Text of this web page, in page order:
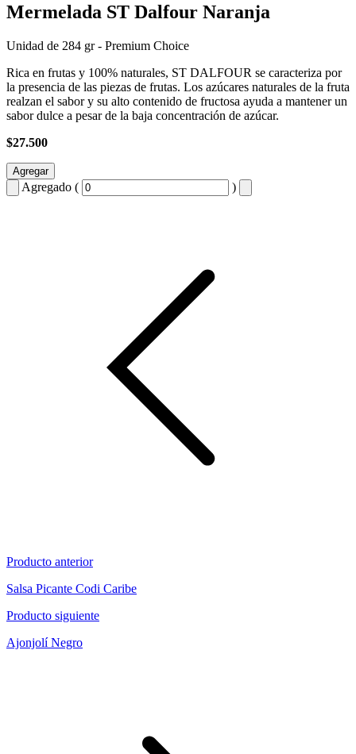
Mermelada ST Dalfour Naranja
Unidad de 284 gr - Premium Choice
Rica en frutas y 100% naturales, ST DALFOUR se caracteriza por
la presencia de las piezas de frutas. Los azúcares naturales de la fruta
realzan el sabor y su alto contenido de fructosa ayuda a mantener un
sabor dulce a pesar de la baja concentración de azúcar.
$27.500
Agregar
Agregado ( )
Producto anterior
Salsa Picante Codi Caribe
Producto siguiente
Ajonjolí Negro